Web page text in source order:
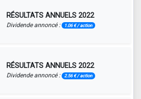
RÉSULTATS ANNUELS 2022
Dividende annoncé : 1.06 € / action
RÉSULTATS ANNUELS 2022
Dividende annoncé : 2.56 € / action